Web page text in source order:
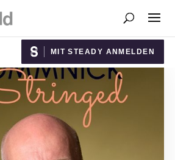
MIT STEADY ANMELDEN